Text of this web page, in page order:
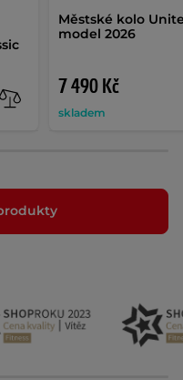
Městské kolo
model 2026
7 490 Kč
skladem